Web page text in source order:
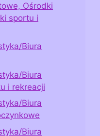
Ośrodki
sportu i
Biura
Biura
i rekreacji
Biura
Biura